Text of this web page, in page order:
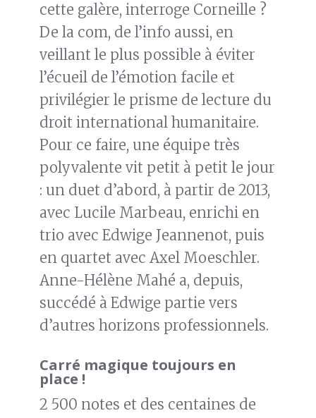
cette galère, interroge Corneille ?
De la com, de l’info aussi, en
veillant le plus possible à éviter
l’écueil de l’émotion facile et
privilégier le prisme de lecture du
droit international humanitaire.
Pour ce faire, une équipe très
polyvalente vit petit à petit le jour
: un duet d’abord, à partir de 2013,
avec Lucile Marbeau, enrichi en
trio avec Edwige Jeannenot, puis
en quartet avec Axel Moeschler.
Anne-Hélène Mahé a, depuis,
succédé à Edwige partie vers
d’autres horizons professionnels.
Carré magique toujours en
place !
2 500 notes et des centaines de